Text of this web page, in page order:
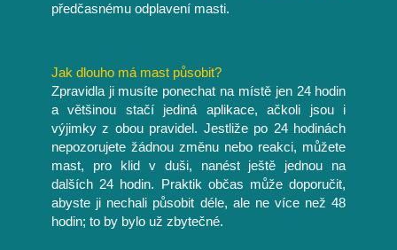
předčasnému odplavení masti.
Jak dlouho má mast působit?
Zpravidla ji musíte ponechat na místě jen 24 hodin
a většinou stačí jediná aplikace, ačkoli jsou i
výjimky z obou pravidel. Jestliže po 24 hodinách
nepozorujete žádnou změnu nebo reakci, můžete
mast, pro klid v duši, nanést ještě jednou na
dalších 24 hodin. Praktik občas může doporučit,
abyste ji nechali působit déle, ale ne více než 48
hodin; to by bylo už zbytečné.